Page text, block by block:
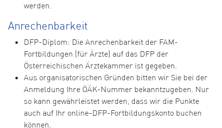
werden.
Anrechenbarkeit
DFP-Diplom: Die Anrechenbarkeit der FAM-
Fortbildungen (für Ärzte) auf das DFP der
Österreichischen Ärztekammer ist gegeben.
Aus organisatorischen Gründen bitten wir Sie bei der
Anmeldung Ihre ÖÄK-Nummer bekanntzugeben. Nur
so kann gewährleistet werden, dass wir die Punkte
auch auf Ihr online-DFP-Fortbildungskonto buchen
können.